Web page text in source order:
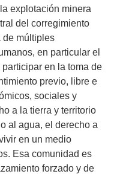
explotación minera
del corregimiento
de múltiples
en particular el
en la toma de
previo, libre e
sociales y
a la tierra y territorio
al agua, el derecho a
en un medio
Esa comunidad es
forzado y de